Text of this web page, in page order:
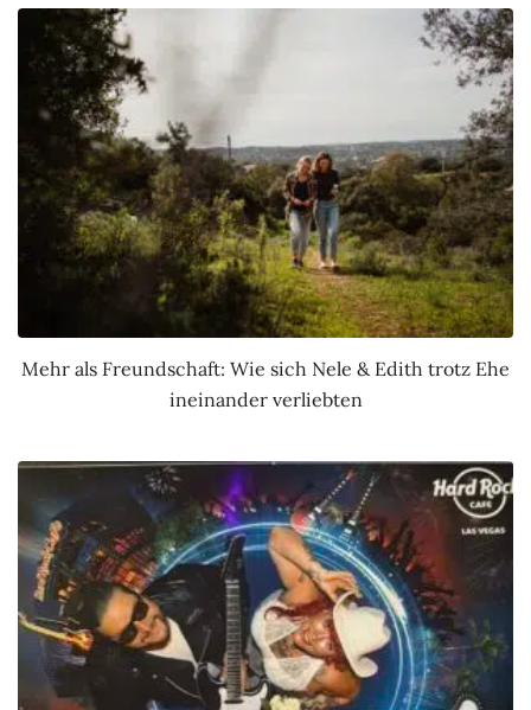
Mehr als Freundschaft: Wie sich Nele & Edith trotz Ehe
ineinander verliebten